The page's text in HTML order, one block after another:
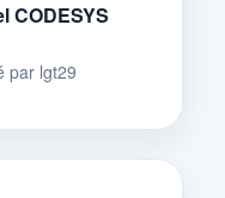
CODESYS
par lgt29